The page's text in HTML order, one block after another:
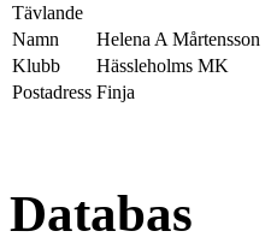
Tävlande
Namn
Helena A Mårtensson
Klubb
Hässleholms MK
Postadress Finja
Databas